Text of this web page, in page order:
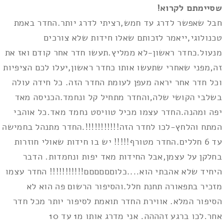
שסיימתם לקרוא!
חבל שאפשר לדרג עד חמש,רציתי לדרג יותר.החדר באמת
טכנולוגי,ייאמר לזכותם שאלו חידות שלא צורכים
מנעול.כחדר ראשון-לא ממליץ.תעשו חדר אחר קודם ואז את
זה,מפני שאחרי שתעשו אותו כחדר ראשון,יעלו לכם הציפיות
וכל חדר אחר יראה מעפן לעומת החדר הזה. כל חידה עולה
בשלבי הקושי שלה,והחדר מתחיל קל ונחמד.הכניסה מאד
יפה ומהנה.החדר עצמו מכיל טוויסט נחמד מאד.כל אוהבי
המתח והלחץ-לכו לחדר הזה!!!!!!!!!!!.החדר מתנהל בחמישה
עד 6 חללים.החדר מטורף!!!!! יש בו חידות שאולי חוזרות
בחלקן על עצמן,אבל החידות מאד יפות ונחמדות. הדבר
היחיד שלא אהבתי הוא....כלוםםםםםם!!!!!!!!!!! החדר עצמו
מזכיר בתפאורה תחנת חלל.והסיפור הרשום פה הוא לא
הסיפור המלא. אווירת החדר תואמת לסיפור יותר מכל חדר
אחר.לכו ברגע זהההה. אני מדרג אותו מ1 עד 10